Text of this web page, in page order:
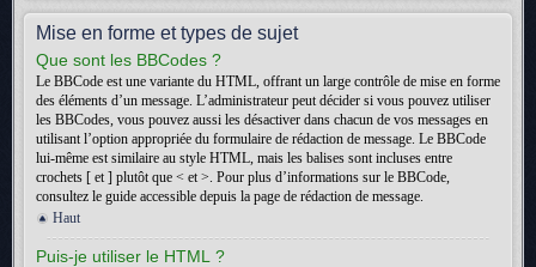
Mise en forme et types de sujet
Que sont les BBCodes ?
Le BBCode est une variante du HTML, offrant un large contrôle de mise en forme
des éléments d’un message. L’administrateur peut décider si vous pouvez utiliser
les BBCodes, vous pouvez aussi les désactiver dans chacun de vos messages en
utilisant l’option appropriée du formulaire de rédaction de message. Le BBCode
lui-même est similaire au style HTML, mais les balises sont incluses entre
crochets [ et ] plutôt que < et >. Pour plus d’informations sur le BBCode,
consultez le guide accessible depuis la page de rédaction de message.
Haut
Puis-je utiliser le HTML ?